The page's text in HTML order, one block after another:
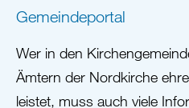
Gemeindeportal
Wer in den
Ämtern der Nordkirche
leistet, muss auch viele